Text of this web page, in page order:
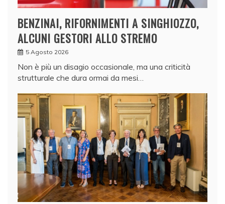
BENZINAI, RIFORNIMENTI A SINGHIOZZO,
ALCUNI GESTORI ALLO STREMO
5 Agosto 2026
Non è più un disagio occasionale, ma una criticità
strutturale che dura ormai da mesi…